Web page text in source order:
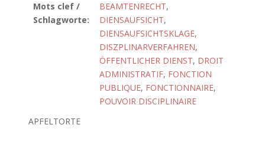
Mots clef /
Schlagworte:
BEAMTENRECHT,
DIENSAUFSICHT,
DIENSAUFSICHTSKLAGE,
DISZPLINARVERFAHREN,
ÖFFENTLICHER DIENST, DROIT
ADMINISTRATIF, FONCTION
PUBLIQUE, FONCTIONNAIRE,
POUVOIR DISCIPLINAIRE
APFELTORTE